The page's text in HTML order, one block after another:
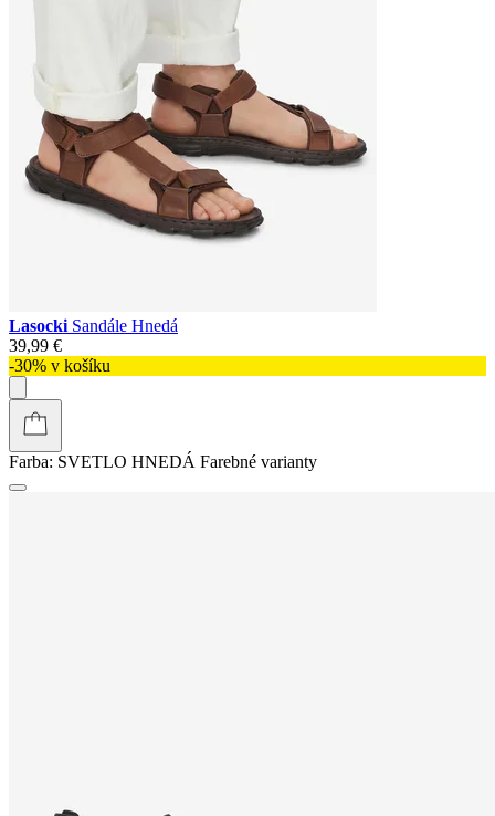
Lasocki Sandále Hnedá
39,99 €
-30% v košíku
Farba: SVETLO HNEDÁ Farebné varianty